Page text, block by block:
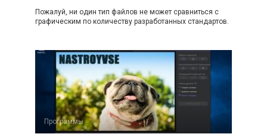
Пожалуй, ни один тип файлов не может сравниться с
графическим по количеству разработанных стандартов.
Программы